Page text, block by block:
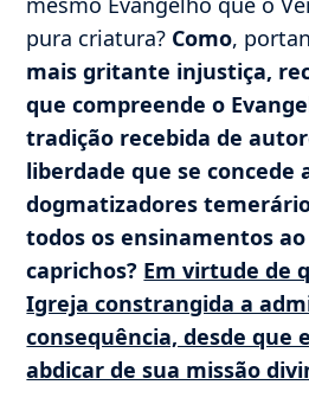
pura criatura? Como,
mais gritante injustiça,
que compreende o
tradição recebida de
liberdade que se concede
dogmatizadores
todos os ensinamentos
caprichos? Em virtude de
Igreja constrangida a
consequência, desde que
abdicar de sua missão